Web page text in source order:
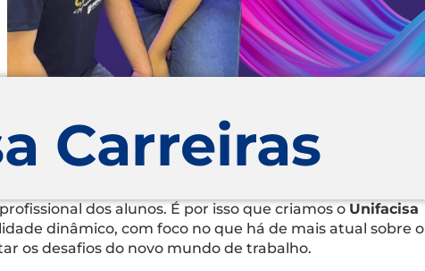
Carreiras
dos alunos. É por isso que criamos o Unifacisa
dinâmico, com foco no que há de mais atual sobre o
os desafios do novo mundo de trabalho.